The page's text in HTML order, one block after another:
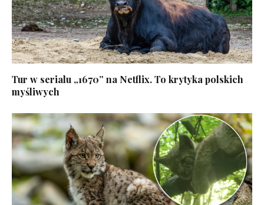
Tur w serialu „1670” na Netflix. To krytyka polskich
myśliwych